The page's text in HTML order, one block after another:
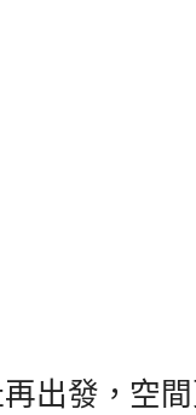
出發，空